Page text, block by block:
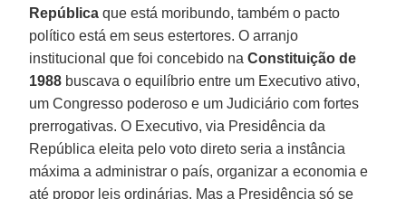
República que está moribundo, também o pacto
político está em seus estertores. O arranjo
institucional que foi concebido naConstituição de
1988 buscava o equilíbrio entre um Executivo ativo,
um Congresso poderoso e um Judiciário com fortes
prerrogativas. O Executivo, via Presidência da
República eleita pelo voto direto seria a instância
máxima a administrar o país, organizar a economia e
até propor leis ordinárias. Mas a Presidência só se